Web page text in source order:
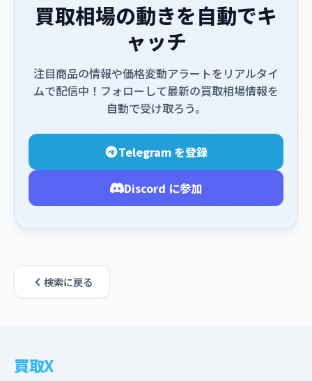
買取相場の動きを自動でキ
ャッチ
注目商品の情報や価格変動アラートをリアルタイ
ムで配信中！フォローして最新の買取相場情報を
自動で受け取ろう。
Telegram を登録
Discord に参加
検索に戻る
買取X